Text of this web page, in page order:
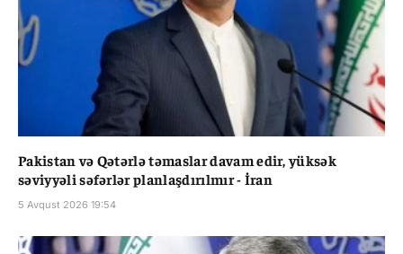
Pakistan və Qətərlə təmaslar davam edir, yüksək
səviyyəli səfərlər planlaşdırılmır - İran
5 Avqust 2026 19:54